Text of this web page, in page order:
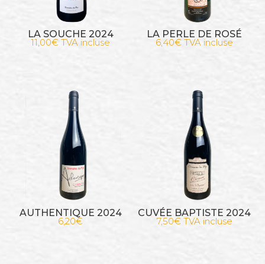
LA SOUCHE 2024
11,00€ TVA incluse
LA PERLE DE ROSÉ
6,40€ TVA incluse
AUTHENTIQUE 2024
6,20€
CUVÉE BAPTISTE 2024
7,50€ TVA incluse